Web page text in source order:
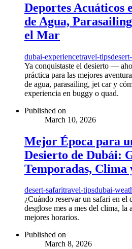
Deportes Acuáticos
de Agua,
el Mar
dubai-experiencetravel-tips
Ya conquistaste el desierto —
práctica para las mejores
de agua, parasailing, jet car y
experiencia en buggy o quad.
Published on
March 10, 2026
Mejor Época para
Desierto de Dubái:
Temporadas,
desert-safaritravel-tipsdubai-
¿Cuándo reservar un safari en el
desglose mes a mes del clima, la
mejores horarios.
Published on
March 8, 2026